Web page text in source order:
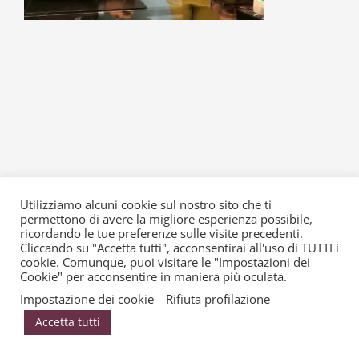
© Copyright 2015 -2026 | Alessio • Silvesti & Partners | P. IVA
02032940039 | web designer Andrea Giovetti| Powered by
2000net| copyright|Privacy & Cookie Policy
Utilizziamo alcuni cookie sul nostro sito che ti
permettono di avere la migliore esperienza possibile,
ricordando le tue preferenze sulle visite precedenti.
Cliccando su "Accetta tutti", acconsentirai all'uso di TUTTI i
cookie. Comunque, puoi visitare le "Impostazioni dei
Cookie" per acconsentire in maniera più oculata.
Impostazione dei cookie
Rifiuta profilazione
Accetta tutti